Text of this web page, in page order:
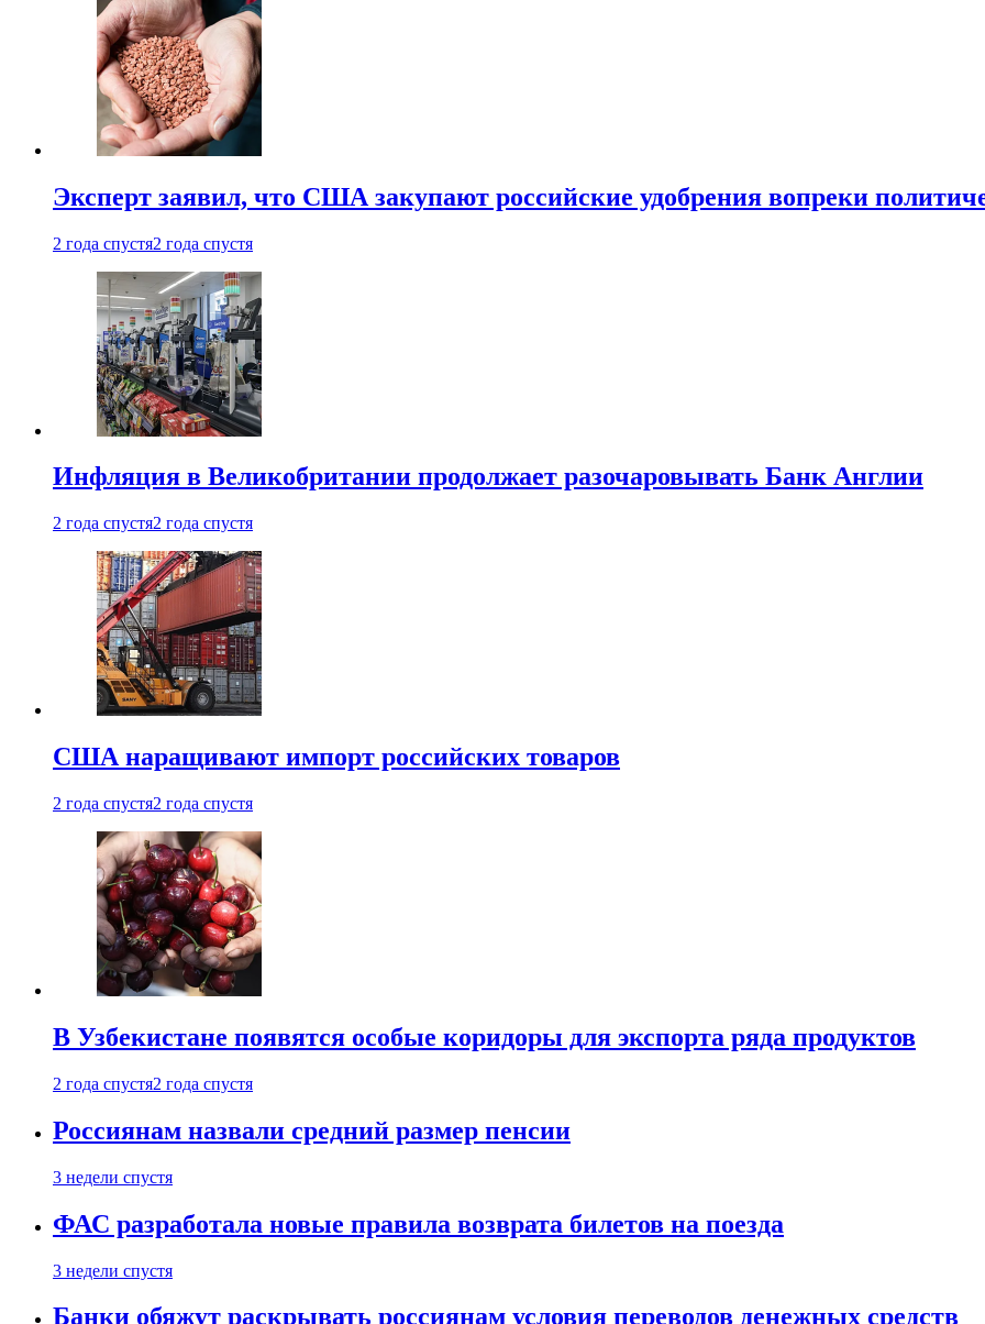
Эксперт заявил, что США закупают российские удобрения вопреки
2 года спустя2 года спустя
Инфляция в Великобритании продолжает разочаровывать Банк Англии
2 года спустя2 года спустя
США наращивают импорт российских товаров
2 года спустя2 года спустя
В Узбекистане появятся особые коридоры для экспорта ряда продуктов
2 года спустя2 года спустя
Россиянам назвали средний размер пенсии
3 недели спустя
ФАС разработала новые правила возврата билетов на поезда
3 недели спустя
Банки обяжут раскрывать россиянам условия переводов денежных средств